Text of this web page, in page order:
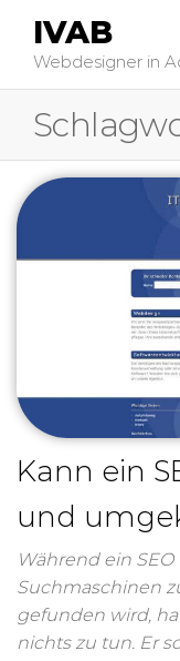
IVAB
Webdesigner in
Kann ein
und
Während ein
Suchmaschinen
gefunden wird,
nichts zu tun. Er